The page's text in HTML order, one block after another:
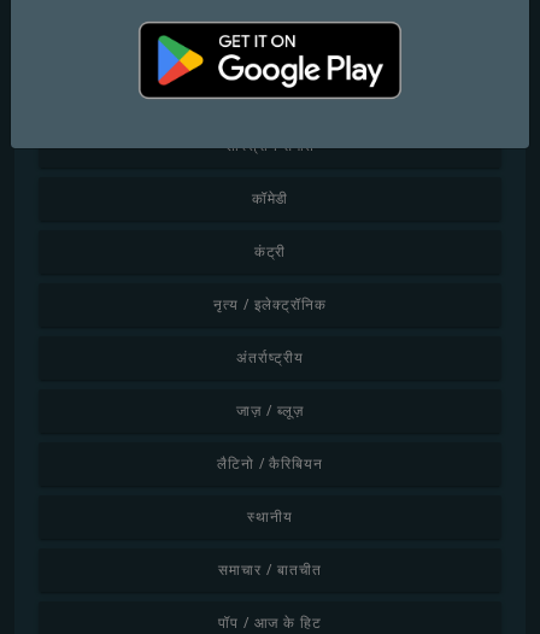
बच्चे
चिलआउट / लाउंज
शास्त्रीय संगीत
कॉमेडी
कंट्री
नृत्य / इलेक्ट्रॉनिक
अंतर्राष्ट्रीय
जाज़ / ब्लूज़
लैटिनो / कैरिबियन
स्थानीय
समाचार / बातचीत
पॉप / आज के हिट